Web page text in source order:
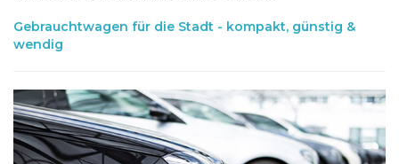
Gebrauchtwagen für die Stadt - kompakt, günstig &
wendig